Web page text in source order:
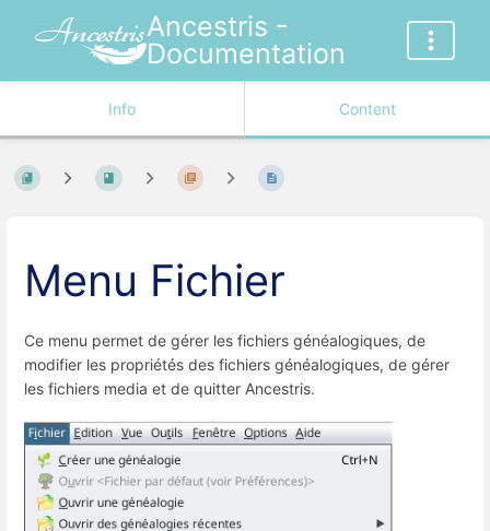
Ancestris -
Documentation
Info Content
Menu Fichier
Ce menu permet de gérer les fichiers généalogiques, de
modifier les propriétés des fichiers généalogiques, de gérer
les fichiers media et de quitter Ancestris.